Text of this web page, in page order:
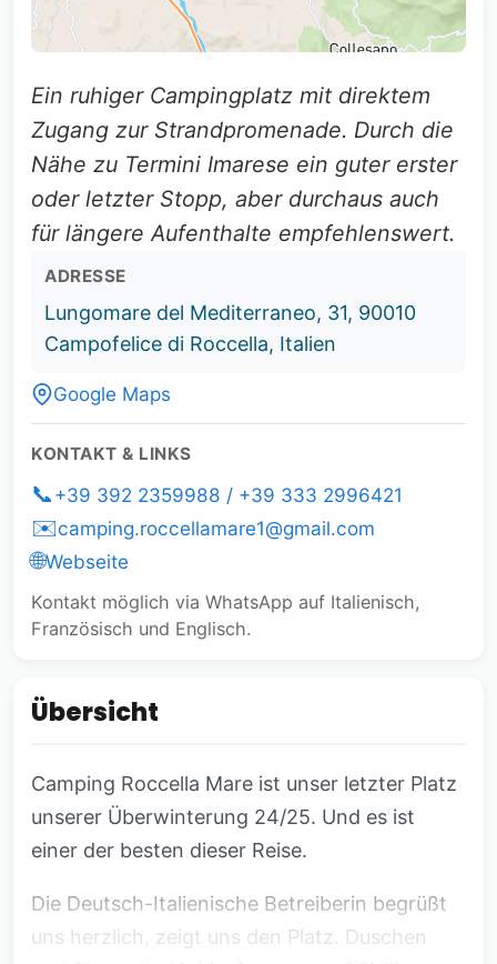
Ein ruhiger Campingplatz mit direktem
Zugang zur Strandpromenade. Durch die
Nähe zu Termini Imarese ein guter erster
oder letzter Stopp, aber durchaus auch
für längere Aufenthalte empfehlenswert.
ADRESSE
Lungomare del Mediterraneo, 31, 90010
Campofelice di Roccella, Italien
Google Maps
KONTAKT & LINKS
📞+39 392 2359988 / +39 333 2996421
✉️camping.roccellamare1@gmail.com
🌐Webseite
Kontakt möglich via WhatsApp auf Italienisch,
Französisch und Englisch.
Übersicht
Camping Roccella Mare ist unser letzter Platz
unserer Überwinterung 24/25. Und es ist
einer der besten dieser Reise.
Die Deutsch-Italienische Betreiberin begrüßt
uns herzlich, zeigt uns den Platz. Duschen